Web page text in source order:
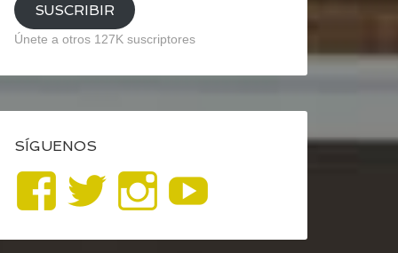
SUSCRIBIR
Únete a otros 127K suscriptores
SÍGUENOS
Ver
perfil
Ver
perfil
Ver
perfil